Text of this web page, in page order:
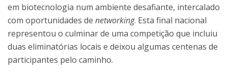
em biotecnologia num ambiente desafiante, intercalado
com oportunidades de networking. Esta final nacional
representou o culminar de uma competição que incluiu
duas eliminatórias locais e deixou algumas centenas de
participantes pelo caminho.